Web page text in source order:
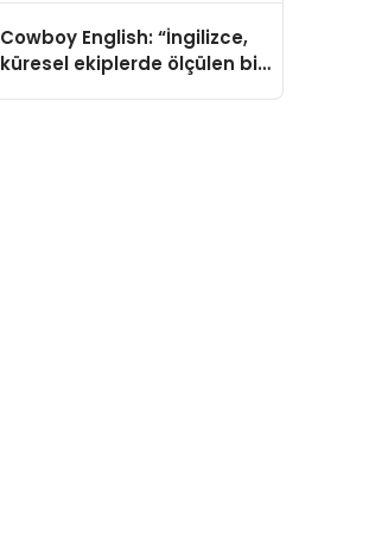
Cowboy English: “İngilizce,
küresel ekiplerde ölçülen bir